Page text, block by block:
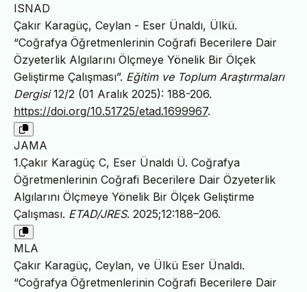
ISNAD
Çakır Karagüç, Ceylan - Eser Ünaldı, Ülkü.
“Coğrafya Öğretmenlerinin Coğrafi Becerilere Dair
Özyeterlik Algılarını Ölçmeye Yönelik Bir Ölçek
Geliştirme Çalışması”. Eğitim ve Toplum Araştırmaları
Dergisi12/2 (01 Aralık 2025): 188-206.
https://doi.org/10.51725/etad.1699967.
JAMA
1.Çakır Karagüç C, Eser Ünaldı Ü. Coğrafya
Öğretmenlerinin Coğrafi Becerilere Dair Özyeterlik
Algılarını Ölçmeye Yönelik Bir Ölçek Geliştirme
Çalışması. ETAD/JRES. 2025;12:188–206.
MLA
Çakır Karagüç, Ceylan, ve Ülkü Eser Ünaldı.
“Coğrafya Öğretmenlerinin Coğrafi Becerilere Dair